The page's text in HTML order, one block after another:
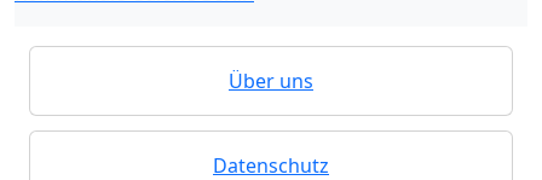
Über uns
Datenschutz